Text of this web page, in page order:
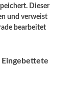
Dieser
und verweist
bearbeitet